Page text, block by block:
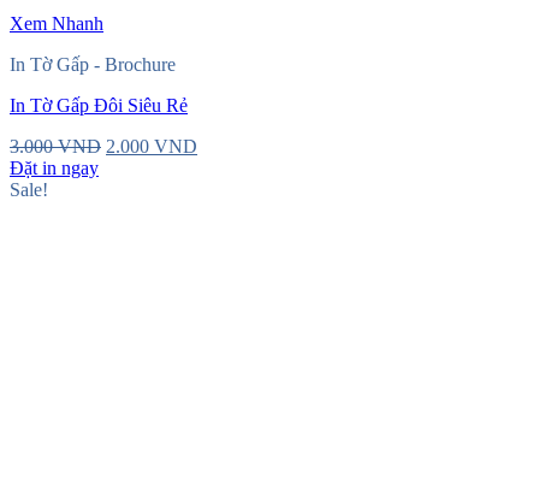
Xem Nhanh
In Tờ Gấp - Brochure
In Tờ Gấp Đôi Siêu Rẻ
3.000VND Original
2.000 VND
Đặt in ngay
Sale!